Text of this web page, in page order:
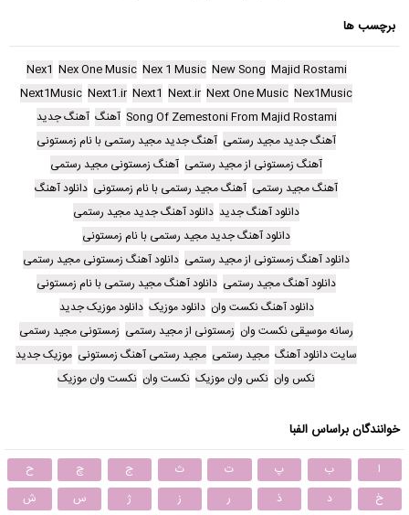
برچسب ها
Majid Rostami
New Song
Nex 1 Music
Nex One Music
Nex1
Nex1Music
Next One Music
Next.ir
Next1
Next1.ir
Next1Music
Song Of Zemestoni From Majid Rostami آهنگ آهنگ جدید
آهنگ جدید مجید رستمی آهنگ جدید مجید رستمی با نام زمستونی
آهنگ زمستونی از مجید رستمی آهنگ زمستونی مجید رستمی
آهنگ مجید رستمی آهنگ مجید رستمی با نام زمستونی دانلود آهنگ
دانلود آهنگ جدید دانلود آهنگ جدید مجید رستمی
دانلود آهنگ جدید مجید رستمی با نام زمستونی
دانلود آهنگ زمستونی از مجید رستمی دانلود آهنگ زمستونی مجید رستمی
دانلود آهنگ مجید رستمی دانلود آهنگ مجید رستمی با نام زمستونی
دانلود آهنگ نکست وان دانلود موزیک دانلود موزیک جدید
رسانه موسیقی نکست وان زمستونی از مجید رستمی زمستونی مجید رستمی
سایت دانلود آهنگ مجید رستمی مجید رستمی آهنگ زمستونی موزیک جدید
نکس وان نکس وان موزیک نکست وان نکست وان موزیک
خوانندگان براساس الفبا
ا ب پ ت ث ج چ
ح
خ
د ذ ر ز ژ س
ش